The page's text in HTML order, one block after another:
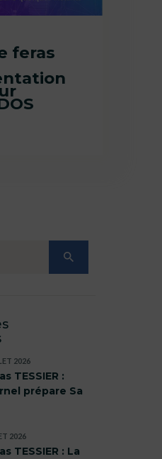
feras
TESSIER :
prépare Sa
2026
TESSIER : La
2026